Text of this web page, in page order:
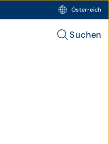
Österreich
Suchen